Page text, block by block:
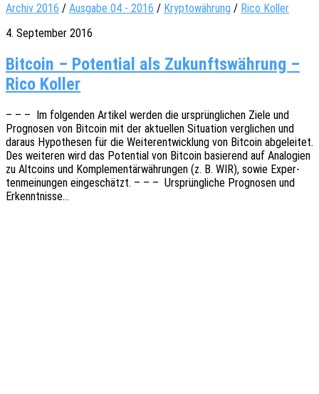
Archiv 2016 / Ausgabe 04 - 2016 / Kryptowährung / Rico Koller
4. September 2016
Bit­coin – Poten­tial als Zukunfts­wäh­rung –
Rico Koller
– – – Im folgen­den Arti­kel werden die ursprüng­li­chen Ziele und
Progno­sen von Bitco­in mit der aktu­el­len Situa­ti­on vergli­chen und
daraus Hypo­the­sen für die Weiter­ent­wick­lung von Bitco­in abge­lei­tet.
Des weite­ren wird das Poten­ti­al von Bitco­in basie­rend auf Analo­gien
zu Altco­ins und Komple­men­tär­wäh­run­gen (z. B. WIR), sowie Exper­
ten­mei­nun­gen einge­schätzt. – – – Ursprüng­li­che Progno­sen und
Erkenntnisse…